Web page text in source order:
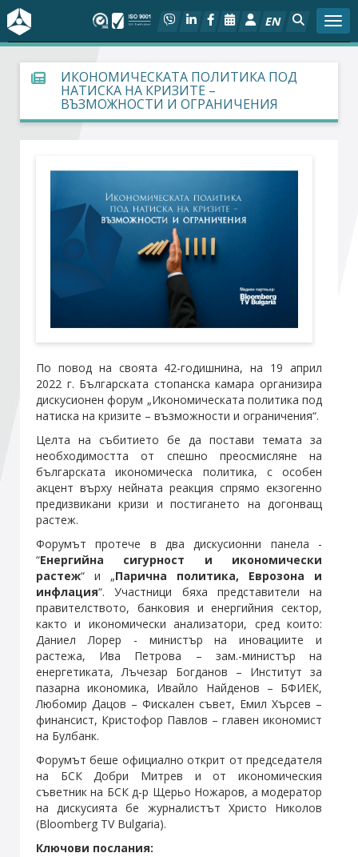
EN
За БСК
На фокус
Социален диалог
Дейности
Стани член
Абонирайте се!
ИКОНОМИЧЕСКАТА ПОЛИТИКА ПОД
НАТИСКА НА КРИЗИТЕ –
ВЪЗМОЖНОСТИ И ОГРАНИЧЕНИЯ
По повод на своята 42-годишнина, на 19 април
2022 г. Българската стопанска камара организира
дискусионен форум „Икономическата политика под
натиска на кризите – възможности и ограничения“.
Целта на събитието бе да постави темата за
необходимостта от спешно преосмисляне на
българската икономическа политика, с особен
акцент върху нейната реакция спрямо екзогенно
предизвикани кризи и постигането на догонващ
растеж.
Форумът протече в два дискусионни панела -
“Енергийна сигурност и икономически
растеж“ и „Парична политика, Еврозона и
инфлация“. Участници бяха представители на
правителството, банковия и енергийния сектор,
както и икономически анализатори, сред които:
Даниел Лорер - министър на иновациите и
растежа, Ива Петрова – зам.-министър на
енергетиката, Лъчезар Богданов – Институт за
пазарна икономика, Ивайло Найденов – БФИЕК,
Любомир Дацов – Фискален съвет, Емил Хърсев –
финансист, Кристофор Павлов – главен икономист
на Булбанк.
Форумът беше официално открит от председателя
на БСК Добри Митрев и от икономическия
съветник на БСК д-р Щерьо Ножаров, а модератор
на дискусията бе журналистът Христо Николов
(Bloomberg TV Bulgaria).
Ключови послания: